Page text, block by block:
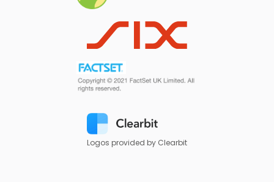
Logos provided by Clearbit